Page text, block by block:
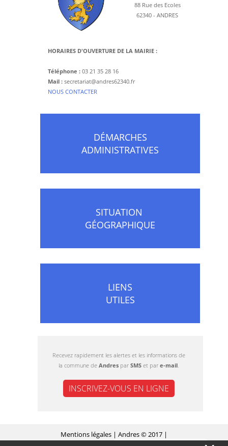
88 Rue des Ecoles
62340 - ANDRES
HORAIRES D'OUVERTURE DE LA MAIRIE :
Téléphone : 03 21 35 28 16
Mail : secretariat@andres62340.fr
​NOUS CONTACTER
DÉMARCHES
ADMINISTRATIVES
SITUATION
GÉOGRAPHIQUE
LIENS
UTILES
Recevez rapidement les alertes et les informations de
la commune de Andres par SMS et par e-mail.
INSCRIVEZ-VOUS EN LIGNE
Mentions légales | Andres © 2017 |